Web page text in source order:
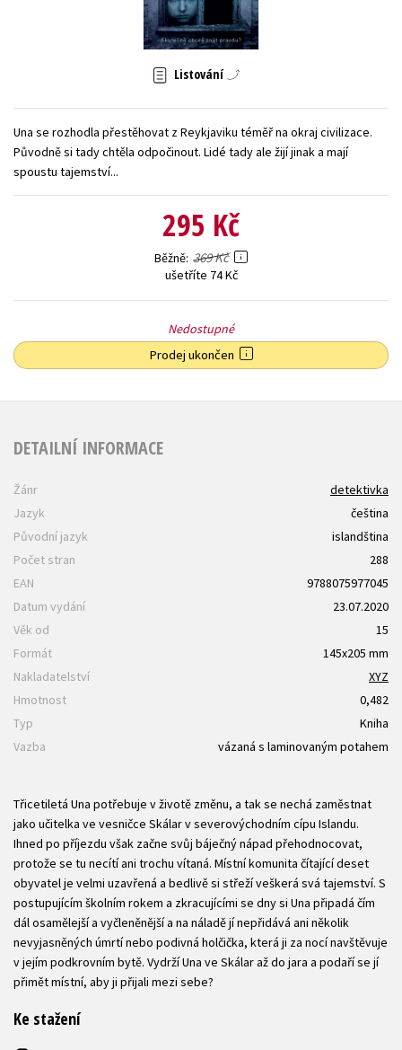
Zahraniční literatura
Všechny tituly
Listování
Una se rozhodla přestěhovat z Reykjaviku téměř na okraj civilizace.
Původně si tady chtěla odpočinout. Lidé tady ale žijí jinak a mají
spoustu tajemství...
295 Kč
Běžně 369 Kč
ušetříte 74 Kč
Nedostupné
Prodej ukončen
DETAILNÍ INFORMACE
Žánr
detektivka
Jazyk
čeština
Původní jazyk
islandština
Počet stran
288
EAN
9788075977045
Datum vydání
23.07.2020
Věk od
15
Formát
145x205 mm
Nakladatelství
XYZ
Hmotnost
0,482
Typ
Kniha
Vazba
vázaná s laminovaným potahem
Třicetiletá Una potřebuje v životě změnu, a tak se nechá zaměstnat
jako učitelka ve vesničce Skálar v severovýchodním cípu Islandu.
Ihned po příjezdu však začne svůj báječný nápad přehodnocovat,
protože se tu necítí ani trochu vítaná. Místní komunita čítající deset
obyvatel je velmi uzavřená a bedlivě si střeží veškerá svá tajemství. S
postupujícím školním rokem a zkracujícími se dny si Una připadá čím
dál osamělejší a vyčleněnější a na náladě jí nepřidává ani několik
nevyjasněných úmrtí nebo podivná holčička, která ji za nocí navštěvuje
v jejím podkrovním bytě. Vydrží Una ve Skálar až do jara a podaří se jí
přimět místní, aby ji přijali mezi sebe?
Ke stažení